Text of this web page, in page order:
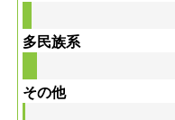
多民族系
その他